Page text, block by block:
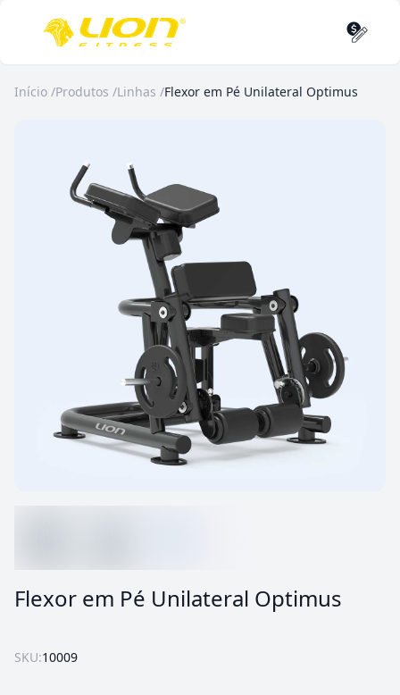
Início /Produtos /Linhas /Flexor em Pé Unilateral Optimus
Flexor em Pé Unilateral Optimus
SKU:10009